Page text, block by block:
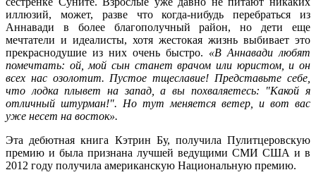
иллюзий, может, разве что когда-нибудь перебраться из
Аннавади в более благополучный район, но дети еще
мечтатели и идеалисты, хотя жестокая жизнь выбивает это
прекраснодушие из них очень быстро. «В Аннавади любят
помечтать: ой, мой сын станет врачом или юристом, и он
всех нас озолотит. Пустое тщеславие! Представьте себе,
что лодка плывет на запад, а вы похваляетесь: "Какой я
отличный штурман!". Но тут меняется ветер, и вот вас
уже несет на восток».
Эта дебютная книга Кэтрин Бу, получила Пулитцеровскую
премию и была признана лучшей ведущими СМИ США и в
2012 году получила американскую Национальную премию.